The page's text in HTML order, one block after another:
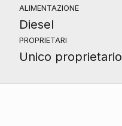
ALIMENTAZIONE
Diesel
PROPRIETARI
Unico proprietario